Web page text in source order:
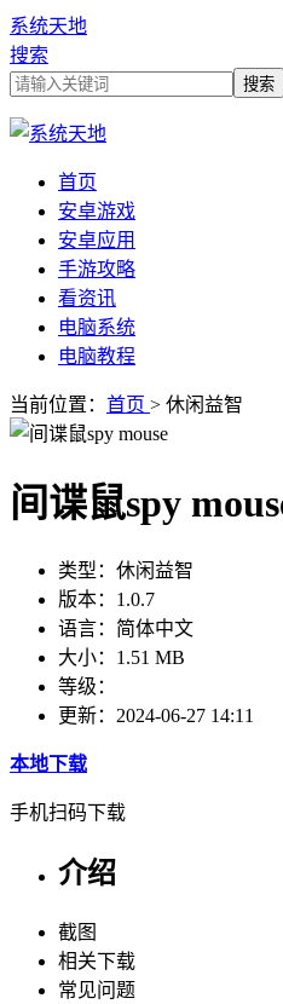
系统天地
搜索
首页
安卓游戏
安卓应用
手游攻略
看资讯
电脑系统
电脑教程
当前位置： 首页 > 休闲益智
间谍鼠spy
类型： 休闲益智
版本： 1.0.7
语言： 简体中文
大小： 1.51 MB
等级：
更新： 2024-06-27 14:11
本地下载
手机扫码下载
介绍
截图
相关下载
常见问题